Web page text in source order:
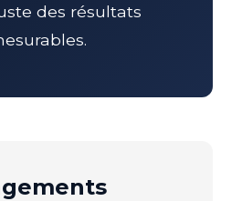
des résultats